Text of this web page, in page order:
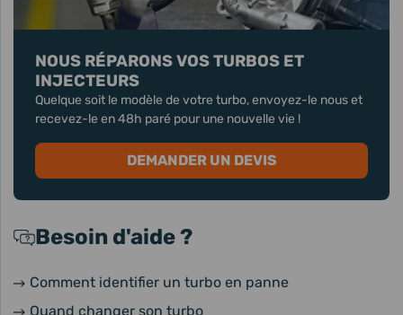
NOUS RÉPARONS VOS TURBOS ET
INJECTEURS
Quelque soit le modèle de votre turbo, envoyez-le nous et
recevez-le en 48h paré pour une nouvelle vie !
DEMANDER UN DEVIS
Besoin d'aide ?
Comment identifier un turbo en panne
Quand changer son turbo